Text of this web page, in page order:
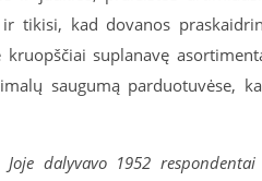
tikisi, kad dovanos
suplanavę
saugumą parduotuvėse,
dalyvavo 1952 respondentai